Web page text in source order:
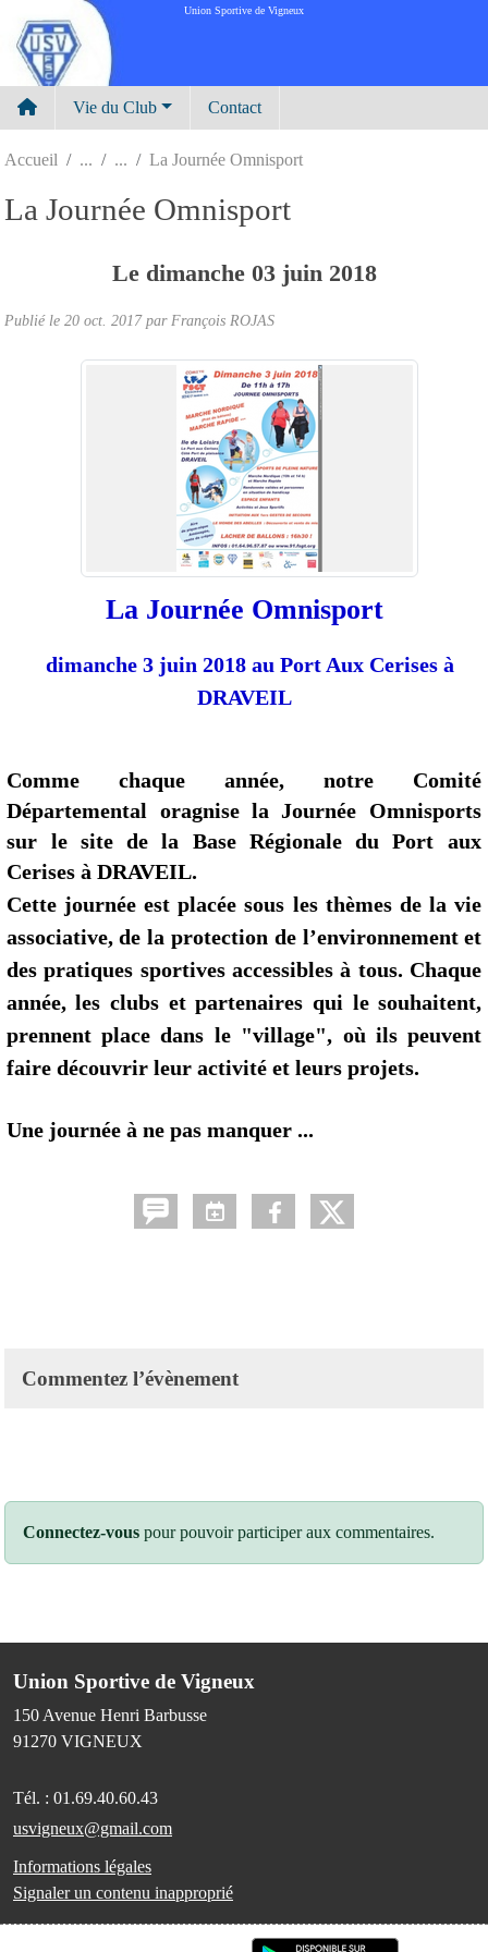
Union Sportive de Vigneux
Vie du Club Contact
Accueil La Journée Omnisport
La Journée Omnisport
Le dimanche 03 juin 2018
Publié le 20 oct. 2017par François ROJAS
La Journée Omnisport
dimanche 3 juin 2018 au Port Aux Cerises à
DRAVEIL
Comme chaque année, notre Comité
Départemental oragnise la Journée Omnisports
sur le site de la Base Régionale du Port aux
Cerises à DRAVEIL.
Cette journée est placée sous les thèmes de la vie
associative, de la protection de l’environnement et
des pratiques sportives accessibles à tous. Chaque
année, les clubs et partenaires qui le souhaitent,
prennent place dans le "village", où ils peuvent
faire découvrir leur activité et leurs projets.
Une journée à ne pas manquer ...
Commentez l’évènement
Connectez-vous pour pouvoir participer aux commentaires.
Union Sportive de Vigneux
150 Avenue Henri Barbusse
91270 VIGNEUX
Tél. : 01.69.40.60.43
usvigneux@gmail.com
Informations légales
Signaler un contenu inapproprié
Panneau de gestion des cookies